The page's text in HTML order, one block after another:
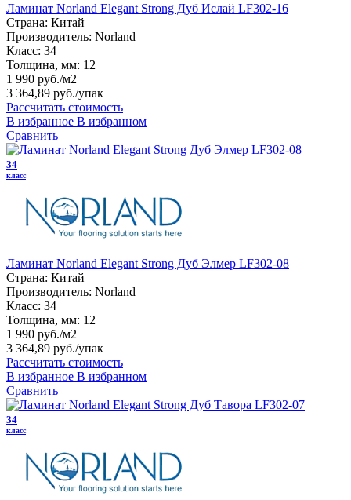
Ламинат Norland Elegant Strong Дуб Ислай LF302-16
Страна: Китай
Производитель: Norland
Класс: 34
Толщина, мм: 12
1 990 руб./м2
3 364,89 руб./упак
Рассчитать стоимость
В избранное В избранном
Сравнить
34
класс
Ламинат Norland Elegant Strong Дуб Элмер LF302-08
Страна: Китай
Производитель: Norland
Класс: 34
Толщина, мм: 12
1 990 руб./м2
3 364,89 руб./упак
Рассчитать стоимость
В избранное В избранном
Сравнить
34
класс